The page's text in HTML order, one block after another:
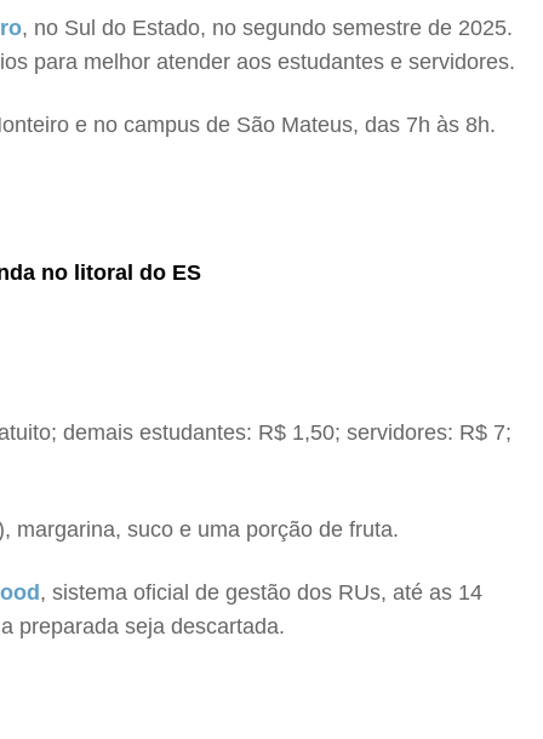
, no Sul do Estado, no segundo semestre de 2025.
para melhor atender aos estudantes e servidores.
e no campus de São Mateus, das 7h às 8h.
no litoral do ES
demais estudantes: R$ 1,50; servidores: R$ 7;
margarina, suco e uma porção de fruta.
, sistema oficial de gestão dos RUs, até as 14
preparada seja descartada.